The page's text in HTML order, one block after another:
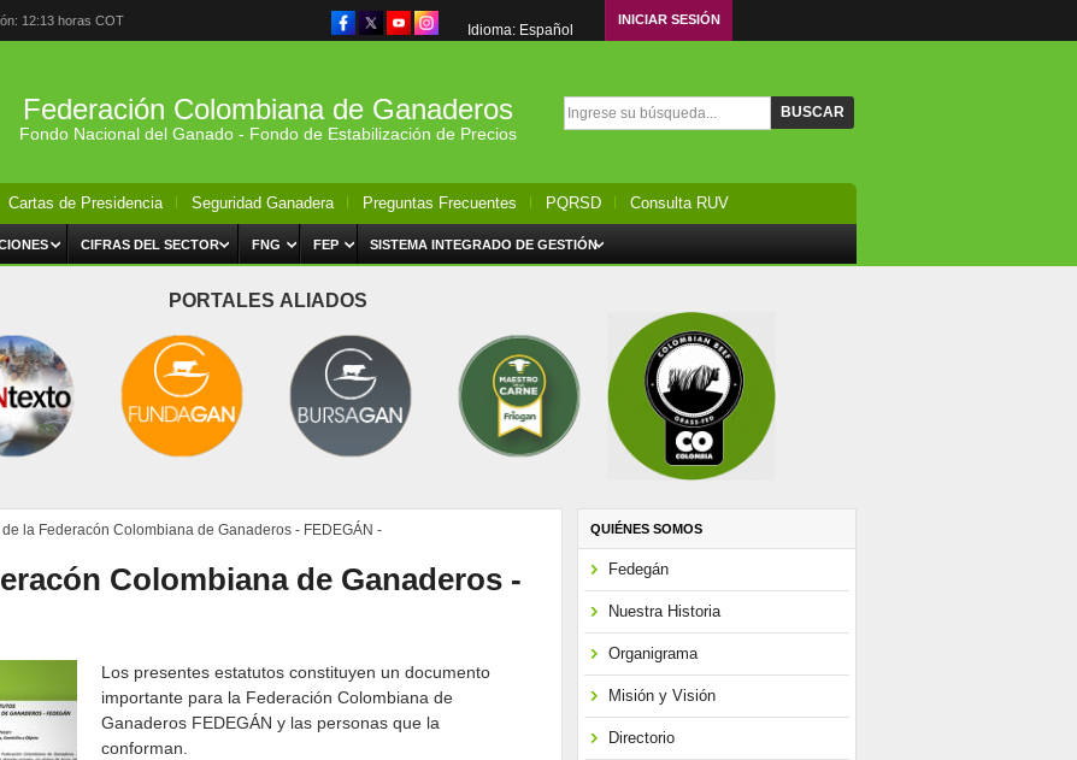
12:13 horas COT
Idioma: Español
INICIAR SESIÓN
Federación Colombiana de Ganaderos Formulario de búsqueda
Buscar
Fondo Nacional del Ganado - Fondo de Estabilización de Precios
Cartas de Presidencia Seguridad Ganadera Preguntas Frecuentes PQRSD Consulta RUV
CIFRAS DEL SECTOR FNG FEP SISTEMA INTEGRADO DE GESTIÓN
PORTALES ALIADOS
de la Federacón Colombiana de Ganaderos - FEDEGÁN -
Colombiana de Ganaderos -
Los presentes estatutos constituyen un documento
importante para la Federación Colombiana de
Ganaderos FEDEGÁN y las personas que la
conforman.
QUIÉNES SOMOS
Fedegán
Nuestra Historia
Organigrama
Misión y Visión
Directorio